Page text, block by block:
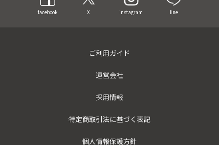
facebook X instagram line
ご利用ガイド
運営会社
採用情報
特定商取引法に基づく表記
個人情報保護方針